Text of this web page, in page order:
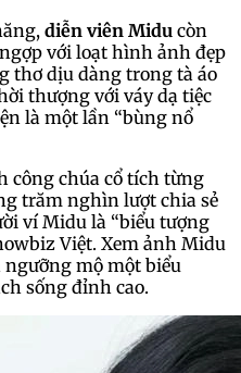
diễn viên Midu còn
với loạt hình ảnh đẹp
thơ dịu dàng trong tà áo
thượng với váy dạ tiệc
là một lần “bùng nổ
công chúa cổ tích từng
trăm nghìn lượt chia sẻ
ví Midu là “biểu tượng
Việt. Xem ảnh Midu
ngưỡng mộ một biểu
sống đỉnh cao.